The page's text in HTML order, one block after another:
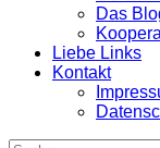
Das
Liebe Links
Kontakt